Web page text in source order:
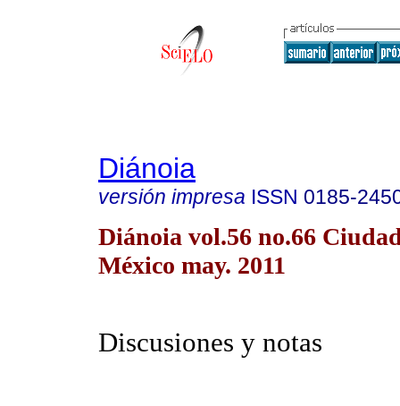
Diánoia
versión impresa ISSN 0185-
Diánoia vol.56 no.66
México may. 2011
Discusiones y notas